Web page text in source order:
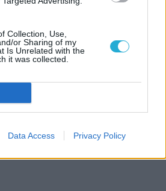
Collection, Use,
or Sharing of my
Is Unrelated with the
it was collected.
Data Access Privacy Policy